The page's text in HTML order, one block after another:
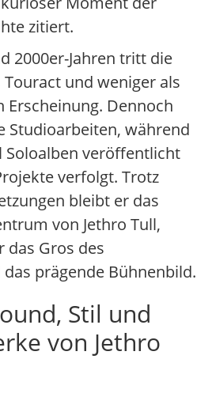
zitiert.
2000er-Jahren tritt die
und weniger als
Erscheinung. Dennoch
Studioarbeiten, während
Soloalben veröffentlicht
verfolgt. Trotz
bleibt er das
von Jethro Tull,
Gros des
prägende Bühnenbild.
Stil und
von Jethro